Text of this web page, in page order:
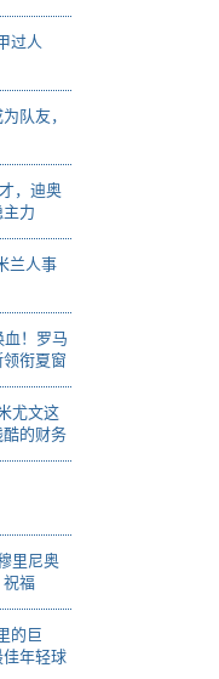
过人
队友，
，迪奥
力
兰人事
血！罗马
衔夏窗
尤文这
的财务
里尼奥
祝福
的巨
年轻球